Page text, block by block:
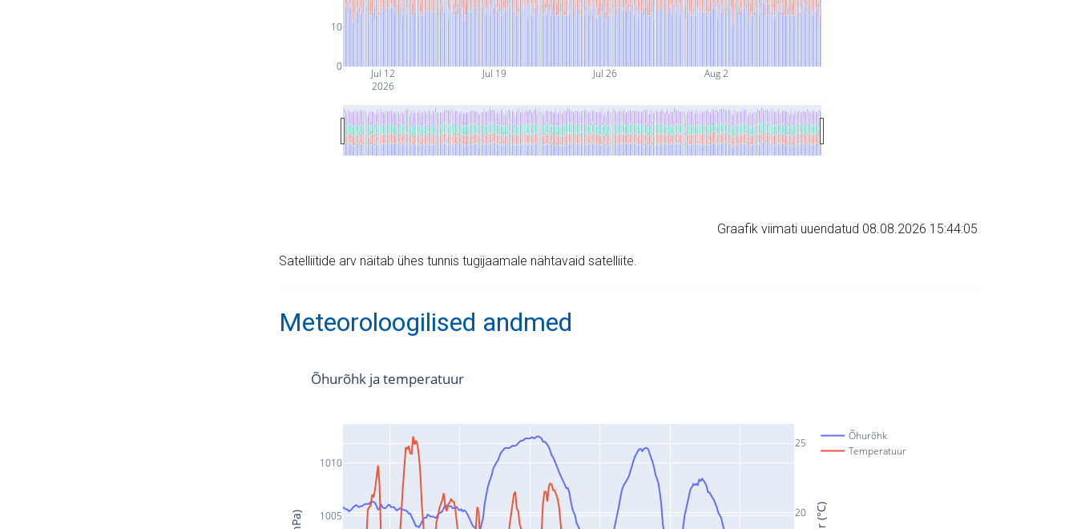
Jul 12
2026
Jul 19 Jul 26 Aug 2
0
10
Graafik viimati uuendatud 08.08.2026 15:44:05
Satelliitide arv näitab ühes tunnis tugijaamale nähtavaid satelliite.
Meteoroloogilised andmed
1005
1010
20
25
Õhurõhk
Temperatuur
Õhurõhk ja temperatuur